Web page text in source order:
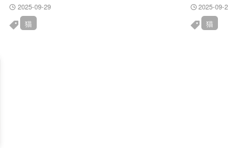
2025-09-29
猫
2025-09-
猫